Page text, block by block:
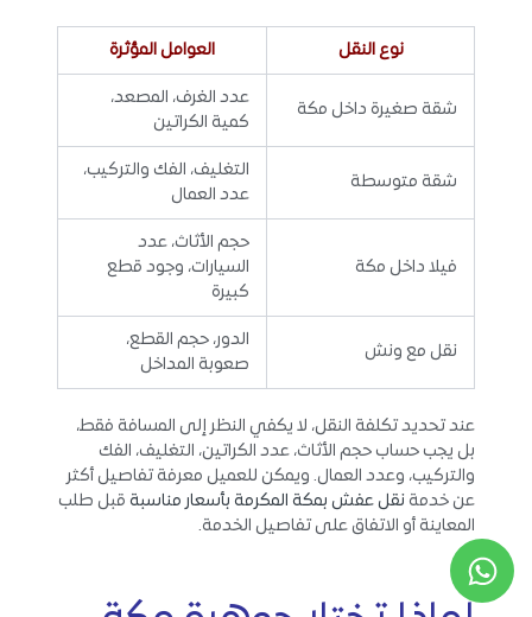
نوع النقل العوامل المؤثرة
شقة صغيرة داخل مكة
عدد الغرف، المصعد،
كمية الكراتين
شقة متوسطة
التغليف، الفك والتركيب،
عدد العمال
فيلا داخل مكة
حجم الأثاث، عدد
السيارات، وجود قطع
كبيرة
نقل مع ونش
الدور، حجم القطع،
صعوبة المداخل
عند تحديد تكلفة النقل، لا يكفي النظر إلى المسافة فقط،
بل يجب حساب حجم الأثاث، عدد الكراتين، التغليف، الفك
والتركيب، وعدد العمال. ويمكن للعميل معرفة تفاصيل أكثر
عن خدمة نقل عفش بمكة المكرمة بأسعار مناسبة قبل طلب
المعاينة أو الاتفاق على تفاصيل الخدمة.